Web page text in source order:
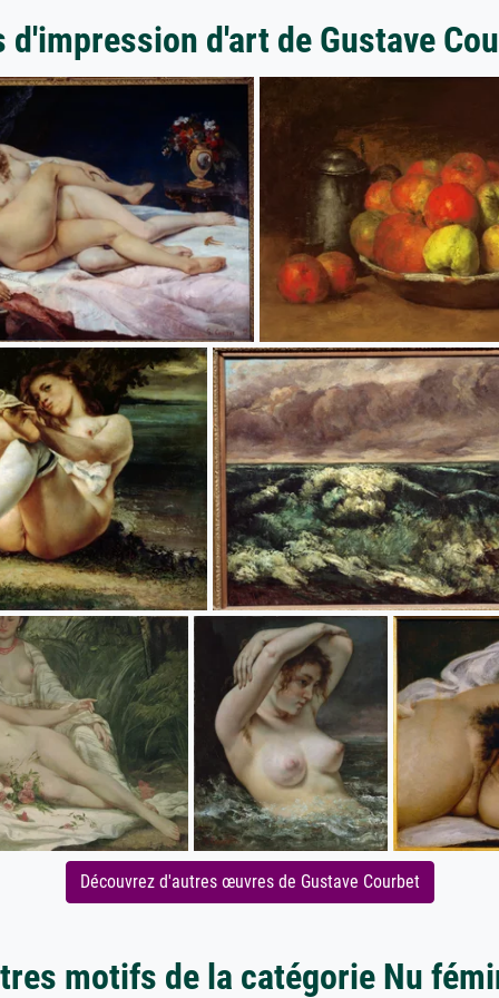
d'impression d'art de Gustave
Découvrez d'autres œuvres de Gustave Courbet
motifs de la catégorie Nu